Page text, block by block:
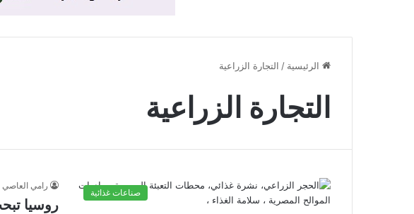
الرئيسية / التجارة الزراعية
التجارة الزراعية
صناعات غذائية
رامي العاصي
روسيا